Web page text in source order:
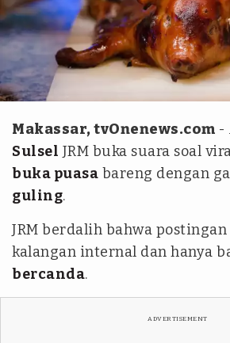
Makassar, tvOnenews.com -
Sulsel JRM buka suara soal
buka puasa bareng dengan
guling.
JRM berdalih bahwa
kalangan internal dan hanya
bercanda.
ADVERTISEMENT